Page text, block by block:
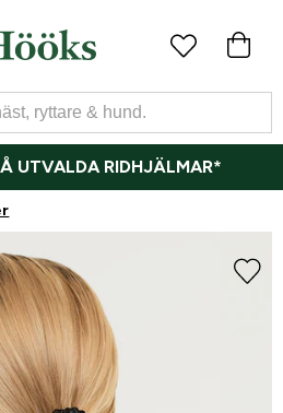
UTVALDA RIDHJÄLMAR*